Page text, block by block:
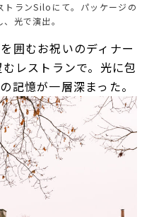
トランSiloにて。パッケージの
光で演出。
囲むお祝いのディナー
レストランで。光に包
記憶が一層深まった。